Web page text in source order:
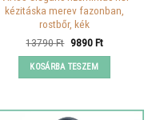
kézitáska merev fazonban,
rostbőr, kék
13790Ft Original
was:
13790 Ft.
9890FtCurrent
KOSÁRBA TESZEM